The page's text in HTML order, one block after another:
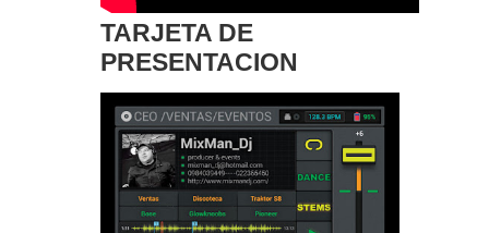
TARJETA DE
PRESENTACION